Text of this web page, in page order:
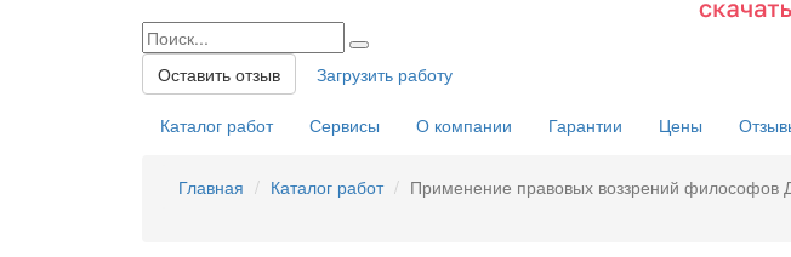
Оставить отзыв Загрузить работу
Каталог работ Сервисы О компании Гарантии Цены
Главная Каталог работ Применение правовых воззрений философов